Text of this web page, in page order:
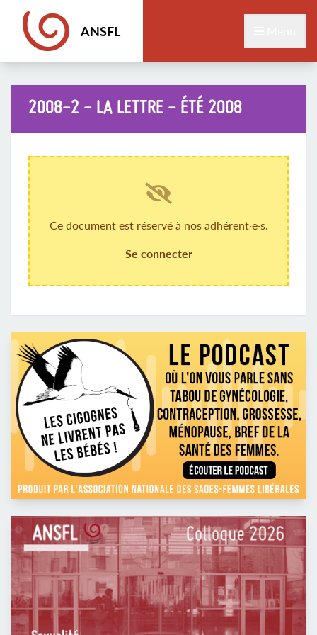
ANSFL
2008-2 - LA LETTRE - ÉTÉ 2008
Ce document est réservé à nos adhérent·e·s.
Se connecter